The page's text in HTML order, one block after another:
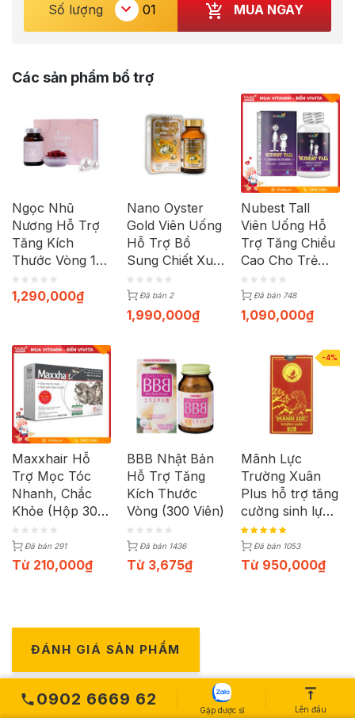
Số lượng MUA NGAY
Các sản phẩm bổ trợ
Ngọc Nhũ
Nương Hỗ Trợ
Tăng Kích
Thước Vòng 1
(Hộp 60 Viên)
1,290,000₫
Nano Oyster
Gold Viên Uống
Hỗ Trợ Bổ
Sung Chiết Xuất
Hàu, Hỗ Trợ
Tăng Cường
Sinh Lý Nam
Đã bán 2
1,990,000₫
Nubest Tall
Viên Uống Hỗ
Trợ Tăng Chiều
Cao Cho Trẻ
Em Hộp 60
ViênĐã bán 748
1,090,000₫
Maxxhair Hỗ
Trợ Mọc Tóc
Nhanh, Chắc
Khỏe (Hộp 30
Viên)
Đã bán 291
Từ 210,000₫
BBB Nhật Bản
Hỗ Trợ Tăng
Kích Thước
Vòng (300 Viên)
Đã bán 1436
Từ 3,675₫
-4%
Mãnh Lực
Trường Xuân
Plus hỗ trợ tăng
cường sinh lực
phái mạnh (Lọ
50g)Đã bán 1053
Từ 950,000₫
ĐÁNH GIÁ SẢN PHẨM
Bình luận
0902 6669 62
Gặp dược sĩ Lên đầu